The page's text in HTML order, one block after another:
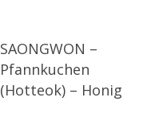
SAONGWON –
Pfannkuchen
(Hotteok) – Honig